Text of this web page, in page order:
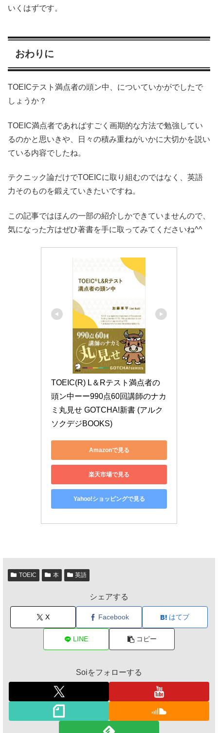
いくはずです。
おわりに
TOEICテスト満点者の頭ン中、についていかがでしたで
しょうか？
TOEIC満点者であればすごく画期的な方法で勉強してい
るのかと思いきや、日々の積み重ねがいかに大切かを説い
ている内容でしたね。
テクニック論だけでTOEICに取り組むのではなく、英語
力そのものを鍛えていきたいですね。
この記事ではほんの一部の紹介しかできていませんので、
気になった方はぜひ著書を手に取ってみてくださいね^^
TOEIC(R) L＆Rテスト満点者の
頭ン中ーー990点60回講師のナカ
ミ丸見せ GOTCHA!新書 (アルク
ソクデジBOOKS)
Amazonで見る
楽天市場で見る
Yahoo!ショッピングで見る
TOEIC 本 英語
シェアする
X Facebook はてブ
LINE コピー
Soiをフォローする